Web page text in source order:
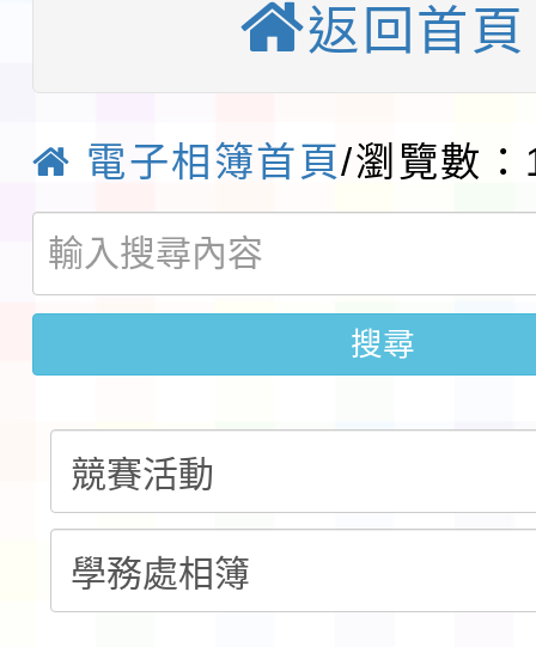
程安排一案
「桃園市補助參觀特色
展演活動實施計畫」
請一案
教育部校安中心白海豚
報
淨零綠領人才培育課程
檢送桃園市115學年度
及師生本土語及新住民
實施要點各1份
115年食農教育專業人
程
鎮韌性（防空）演習－
速演練執行計畫」
「115年金融知識線上
法」
本校115學年度第1學
第3次招考代課鐘點教
檢送「桃園市115學年
返回首頁
電子相簿首頁/瀏覽數
搜尋